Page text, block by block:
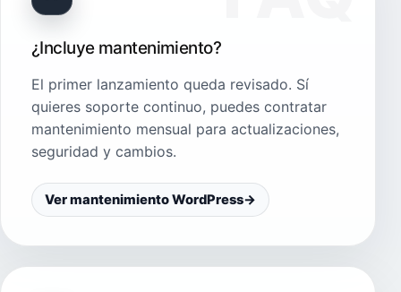
¿Incluye mantenimiento?
El primer lanzamiento queda revisado. Sí
quieres soporte continuo, puedes contratar
mantenimiento mensual para actualizaciones,
seguridad y cambios.
Ver mantenimiento WordPress→